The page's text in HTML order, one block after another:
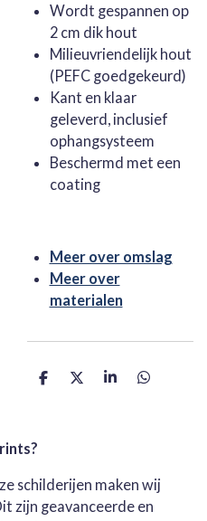
Wordt gespannen op
2 cm dik hout
Milieuvriendelijk hout
(PEFC goedgekeurd)
Kant en klaar
geleverd, inclusief
ophangsysteem
Beschermd met een
coating
Meer over omslag
Meer over
materialen
D
D
S
D
schilderijen maken wij
zijn geavanceerde en